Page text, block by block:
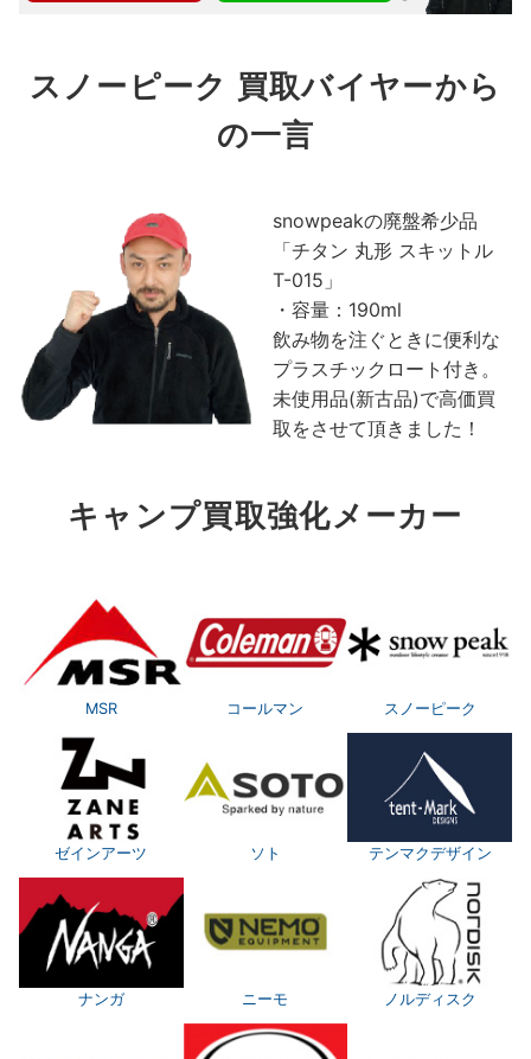
スノーピーク 買取バイヤーから
の一言
snowpeakの廃盤希少品
「チタン 丸形 スキットル
T-015」
・容量：190ml
飲み物を注ぐときに便利な
プラスチックロート付き。
未使用品(新古品)で高価買
取をさせて頂きました！
キャンプ買取強化メーカー
MSR コールマン スノーピーク
ゼインアーツ ソト テンマクデザイン
ナンガ ニーモ ノルディスク